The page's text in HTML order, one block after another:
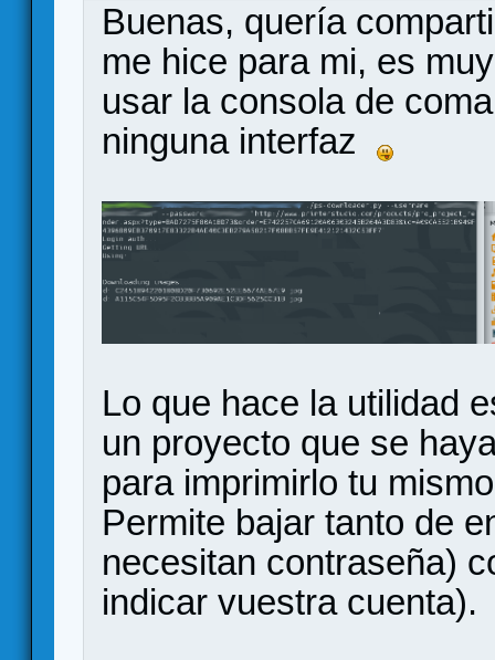
Buenas, quería
me hice para mi, es
usar la consola de
ninguna interfaz
Lo que hace la utilidad
un proyecto que se
para imprimirlo tu
Permite bajar tanto de
necesitan contraseña)
indicar vuestra cuenta).